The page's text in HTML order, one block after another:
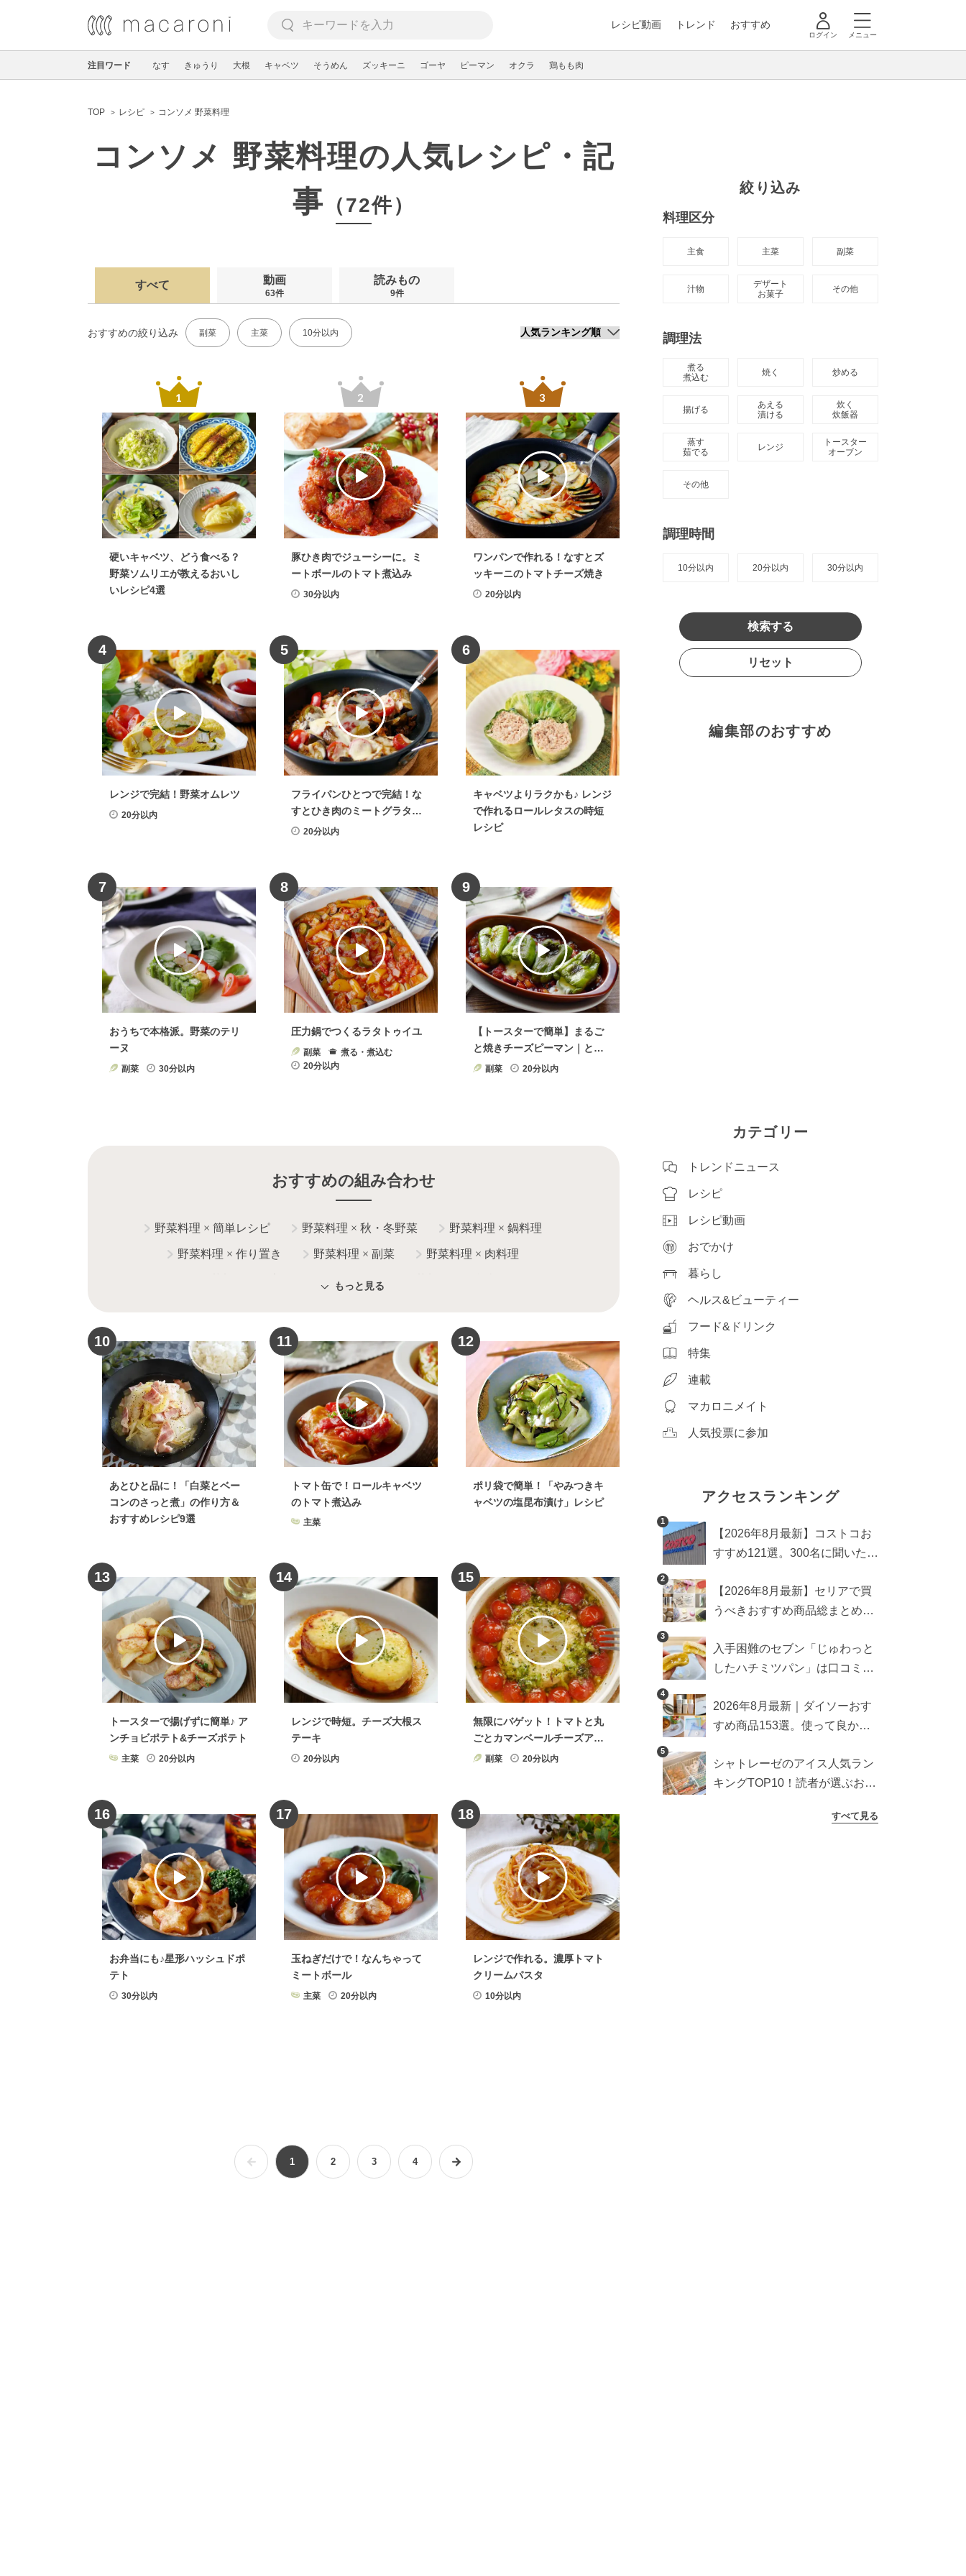
レシピ動画 トレンド おすすめ
ログイン メニュー
注目ワード なす きゅうり 大根 キャベツ そうめん ズッキーニ ゴーヤ ピーマン オクラ 鶏もも肉
TOP レシピ コンソメ 野菜料理
コンソメ 野菜料理の人気レシピ・記
事 （72件）
すべて 動画
63件
読みもの
9件
おすすめの絞り込み 副菜 主菜 10分以内
硬いキャベツ、どう食べる？
野菜ソムリエが教えるおいし
いレシピ4選
豚ひき肉でジューシーに。ミ
ートボールのトマト煮込み
30分以内
ワンパンで作れる！なすとズ
ッキーニのトマトチーズ焼き
20分以内
4
レンジで完結！野菜オムレツ
20分以内
5
フライパンひとつで完結！な
すとひき肉のミートグラタン
風 20分以内
6
キャベツよりラクかも♪ レンジ
で作れるロールレタスの時短
レシピ
7
おうちで本格派。野菜のテリ
ーヌ
副菜 30分以内
8
圧力鍋でつくるラタトゥイユ
副菜
煮る・煮込む
20分以内
9
【トースターで簡単】まるご
と焼きチーズピーマン｜とろ
けるチーズがたまらない
副菜 20分以内
おすすめの組み合わせ
野菜料理 × 簡単レシピ 野菜料理 × 秋・冬野菜 野菜料理 × 鍋料理
野菜料理 × 作り置き 野菜料理 × 副菜 野菜料理 × 肉料理
健康・ヘルシーレシピ
ソース・たれ お米・ごはん
野菜料理 ×時短レシピ 野菜料理×さっぱり
野菜料理 ×朝ごはんレシピ 野菜料理×パーティー料理
野菜料理×グラタン・ドリア・ラザニア 野菜料理 夜ご飯レシピ
野菜料理×食パン 野菜料理×麺料理 野菜料理 ×和え物
野菜料理×豆腐料理 野菜料理×梅干し コンソメ ロールキャベツ
野菜料理×酢 野菜料理×韓国料理 野菜料理 おせち料理
野菜料理 ×オリーブオイル
野菜料理×カレー粉 野菜料理×乾物・海藻・こんにゃく
野菜料理 ×小麦粉 野菜料理×スパイス・香辛料 野菜料理×点心
もっと見る
10
あとひと品に！「白菜とベー
コンのさっと煮」の作り方＆
おすすめレシピ9選
11
トマト缶で！ロールキャベツ
のトマト煮込み
主菜
12
ポリ袋で簡単！「やみつきキ
ャベツの塩昆布漬け」レシピ
13
トースターで揚げずに簡単♪ ア
ンチョビポテト&チーズポテト
主菜 20分以内
14
レンジで時短。チーズ大根ス
テーキ
20分以内
15
無限にバゲット！トマトと丸
ごとカマンベールチーズアヒ
ージョ
副菜 20分以内
16
お弁当にも♪星形ハッシュドポ
テト
30分以内
17
玉ねぎだけで！なんちゃって
ミートボール
主菜 20分以内
18
レンジで作れる。濃厚トマト
クリームパスタ
10分以内
1 2 3 4
絞り込み
料理区分
主食 主菜 副菜
汁物
デザート
お菓子
その他
調理法
煮る
煮込む
焼く 炒める
揚げる
あえる
漬ける
炊く
炊飯器
蒸す
茹でる
レンジ
トースター
オーブン
その他
調理時間
10分以内 20分以内 30分以内
検索する
リセット
編集部のおすすめ
カテゴリー
トレンドニュース
レシピ
レシピ動画
おでかけ
暮らし
ヘルス&ビューティー
フード&ドリンク
特集
連載
マカロニメイト
人気投票に参加
アクセスランキング
1
【2026年8月最新】コストコお
すすめ121選。300名に聞いた買
め商品も
2
【2026年8月最新】セリアで買
うべきおすすめ商品総まとめ。
3
入手困難のセブン「じゅわっと
したハチミツパン」は口コミ通
検証
4
2026年8月最新｜ダイソーおす
すめ商品153選。使って良かっ
5
シャトレーゼのアイス人気ラン
キングTOP10！読者が選ぶおす
すべて見る